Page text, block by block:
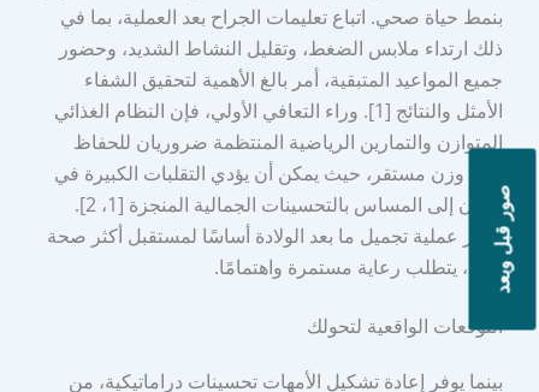
بنمط حياة صحي. اتباع تعليمات الجراح بعد العملية، بما في
ذلك ارتداء ملابس الضغط، وتقليل النشاط الشديد، وحضور
جميع المواعيد المتبقية، أمر بالغ الأهمية لتحقيق الشفاء
الأمثل والنتائج [1]. وراء التعافي الأولي، فإن النظام الغذائي
المتوازن والتمارين الرياضية المنتظمة ضروريان للحفاظ
على وزن مستقر، حيث يمكن أن يؤدي التقلبات الكبيرة في
الوزن إلى المساس بالتحسينات الجمالية المنجزة [1، 2].
اعتبر عملية تجميل ما بعد الولادة أساسًا لمستقبل أكثر صحة
وثقة، يتطلب رعاية مستمرة واهتمامًا.
التوقعات الواقعية لتحولك
بينما يوفر إعادة تشكيل الأمهات تحسينات دراماتيكية، من
صور قبل وبعد